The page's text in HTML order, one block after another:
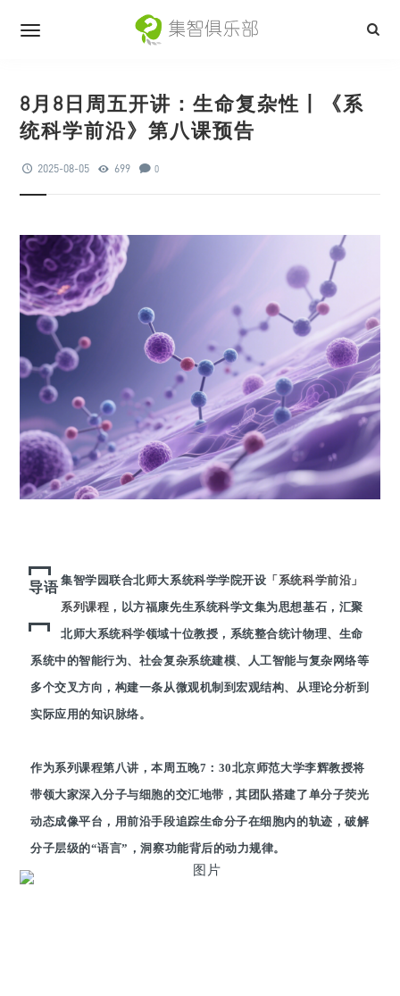
8月8日周五开讲：生命复杂性丨《系
统科学前沿》第八课预告
2025-08-05 699 0
导语 集智学园联合北师大系统科学学院开设 「系统科学前沿」
系列课程 ，以方福康先生系统科学文集为思想基石，汇聚
北师大系统科学领域十位教授，系统整合统计物理、生命
系统中的智能行为、社会复杂系统建模、人工智能与复杂网络等
多个交叉方向，构建一条从微观机制到宏观结构、从理论分析到
实际应用的知识脉络。
作为系列课程第八讲，本周五晚7：30北京师范大学李辉教授将
带领大家深入分子与细胞的交汇地带，其团队搭建了单分子荧光
动态成像平台，用前沿手段追踪生命分子在细胞内的轨迹，破解
分子层级的“语言”，洞察功能背后的动力规律。